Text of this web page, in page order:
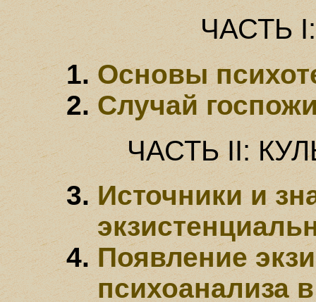
ЧАСТЬ
Основы
Случай
ЧАСТЬ II:
Источники и
Появление
психоанализа